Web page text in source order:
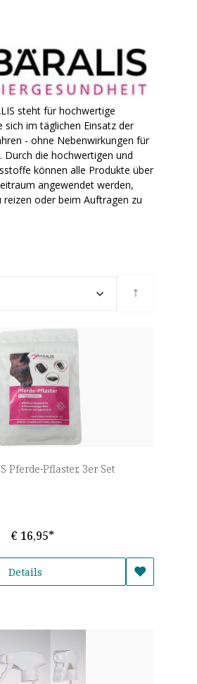
steht für hochwertige
sich im täglichen Einsatz der
- ohne Nebenwirkungen für
Durch die hochwertigen und
können alle Produkte über
angewendet werden,
reizen oder beim Auftragen zu
Pferde-Pflaster, 3er Set
€ 16,95*
Details